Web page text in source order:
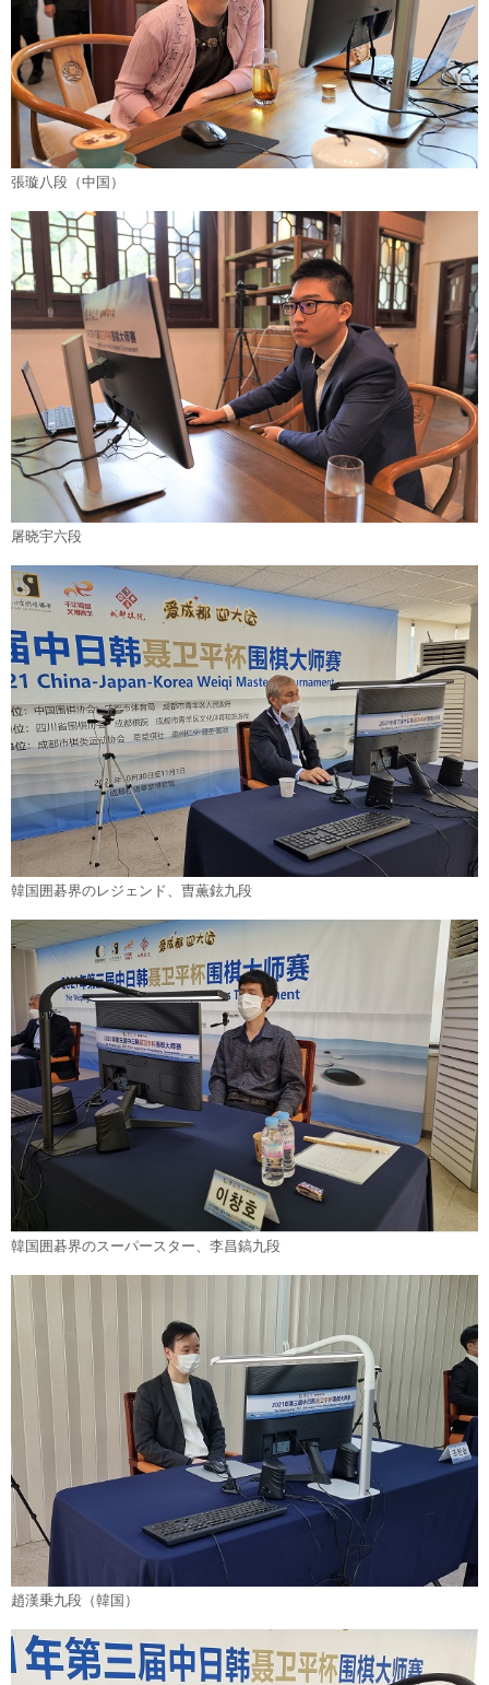
張璇八段（中国）
屠晓宇六段
韓国囲碁界のレジェンド、曺薫鉉九段
韓国囲碁界のスーパースター、李昌鎬九段
趙漢乗九段（韓国）